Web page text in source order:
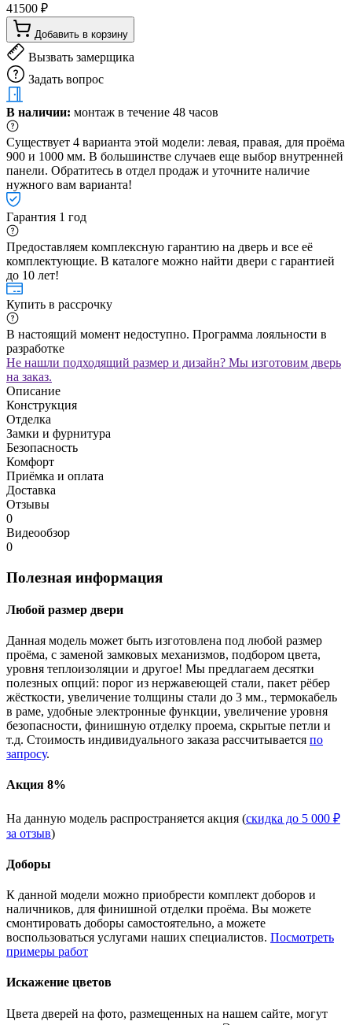
41500 ₽
Добавить в корзину
Вызвать замерщика
Задать вопрос
В наличии: монтаж в течение 48 часов
Существует 4 варианта этой модели: левая, правая, для проёма
900 и 1000 мм. В большинстве случаев еще выбор внутренней
панели. Обратитесь в отдел продаж и уточните наличие
нужного вам варианта!
Гарантия 1 год
Предоставляем комплексную гарантию на дверь и все её
комплектующие. В каталоге можно найти двери с гарантией
до 10 лет!
Купить в рассрочку
В настоящий момент недоступно. Программа лояльности в
разработке
Не нашли подходящий размер и дизайн? Мы изготовим дверь
на заказ.
Описание
Конструкция
Отделка
Замки и фурнитура
Безопасность
Комфорт
Приёмка и оплата
Доставка
Отзывы
0
Видеообзор
0
Полезная информация
Любой размер двери
Данная модель может быть изготовлена под любой размер
проёма, с заменой замковых механизмов, подбором цвета,
уровня теплоизоляции и другое! Мы предлагаем десятки
полезных опций: порог из нержавеющей стали, пакет рёбер
жёсткости, увеличение толщины стали до 3 мм., термокабель
в раме, удобные электронные функции, увеличение уровня
безопасности, финишную отделку проема, скрытые петли и
т.д. Стоимость индивидуального заказа рассчитывается по
запросу.
Акция 8%
На данную модель распространяется акция (скидка до 5 000 ₽
за отзыв)
Доборы
К данной модели можно приобрести комплект доборов и
наличников, для финишной отделки проёма. Вы можете
смонтировать доборы самостоятельно, а можете
воспользоваться услугами наших специалистов. Посмотреть
примеры работ
Искажение цветов
Цвета дверей на фото, размещенных на нашем сайте, могут